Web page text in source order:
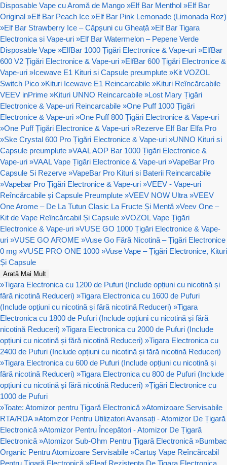
Disposable Vape cu Aromă de Mango »Elf Bar Menthol »Elf Bar
Original »Elf Bar Peach Ice »Elf Bar Pink Lemonade (Limonada Roz)
»Elf Bar Strawberry Ice – Căpșuni cu Gheață »Elf Bar Tigara
Electronica si Vape-uri »Elf Bar Watermelon – Pepene Verde
Disposable Vape »ElfBar 1000 Țigări Electronice & Vape-uri »ElfBar
600 V2 Țigări Electronice & Vape-uri »ElfBar 600 Țigări Electronice &
Vape-uri »Icewave E1 Kituri si Capsule preumplute »Kit VOZOL
Switch Pico »Kituri Icewave E1 Reincarcabile »Kituri Reîncărcabile
VEEV inPrime »Kituri UNNO Reincarcabile »Lost Mary Țigări
Electronice & Vape-uri Reincarcabile »One Puff 1000 Țigări
Electronice & Vape-uri »One Puff 800 Țigări Electronice & Vape-uri
»One Puff Țigări Electronice & Vape-uri »Rezerve Elf Bar Elfa Pro
»Ske Crystal 600 Pro Țigări Electronice & Vape-uri »UNNO Kituri si
Capsule preumplute »VAAL AOP Bar 1000 Țigări Electronice &
Vape-uri »VAAL Vape Țigări Electronice & Vape-uri »VapeBar Pro
Capsule Si Rezerve »VapeBar Pro Kituri si Baterii Reincarcabile
»Vapebar Pro Țigări Electronice & Vape-uri »VEEV - Vape-uri
Reîncărcabile și Capsule Preumplute »VEEV NOW Ultra »VEEV
One Arome – De La Tutun Clasic La Fructe Și Mentă »Veev One –
Kit de Vape Reîncărcabil Și Capsule »VOZOL Vape Țigări
Electronice & Vape-uri »VUSE GO 1000 Țigări Electronice & Vape-
uri »VUSE GO AROME »Vuse Go Fără Nicotină – Țigări Electronice
0 mg »VUSE PRO ONE 1000 »Vuse Vape – Țigări Electronice, Kituri
Și Capsule
Arată Mai Mult
»Tigara Electronica cu 1200 de Pufuri (Include opțiuni cu nicotină și
fără nicotină Reduceri) »Tigara Electronica cu 1600 de Pufuri
(Include opțiuni cu nicotină și fără nicotină Reduceri) »Tigara
Electronica cu 1800 de Pufuri (Include opțiuni cu nicotină și fără
nicotină Reduceri) »Tigara Electronica cu 2000 de Pufuri (Include
opțiuni cu nicotină și fără nicotină Reduceri) »Tigara Electronica cu
2400 de Pufuri (Include opțiuni cu nicotină și fără nicotină Reduceri)
»Tigara Electronica cu 600 de Pufuri (Include opțiuni cu nicotină și
fără nicotină Reduceri) »Tigara Electronica cu 800 de Pufuri (Include
opțiuni cu nicotină și fără nicotină Reduceri) »Țigări Electronice cu
1000 de Pufuri
»Toate: Atomizor pentru Țigară Electronică »Atomizoare Servisabile
RTA/RDA »Atomizor Pentru Utilizatori Avansați - Atomizor De Țigară
Electronică »Atomizor Pentru Începători - Atomizor De Țigară
Electronică »Atomizor Sub-Ohm Pentru Țigară Electronică »Bumbac
Organic Pentru Atomizoare Servisabile »Cartuș Vape Reîncărcabil
Pentru Țigară Electronică »Eleaf Rezistenta De Tigara Electronica